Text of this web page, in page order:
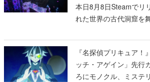
本日8月8日Steamでリ
れた世界の古代洞窟を
『名探偵プリキュア
ッチ・アゲイン」先行
ろにモノクル、ミステ